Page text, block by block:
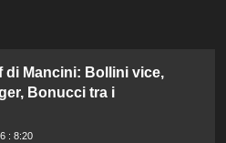
di Mancini: Bollini vice,
Bonucci tra i
: 8:20